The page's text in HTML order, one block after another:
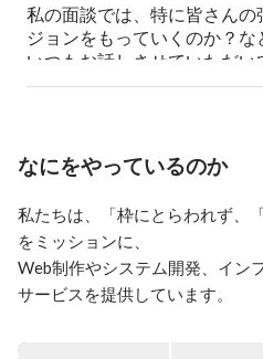
私の面談では、特に皆さん
ジョンをもっていくのか？
いつもお話しさせていただい
もし少しでも、フュージョ
なにをやっているのか
私たちは、「枠にとらわれず、
をミッションに、
Web制作やシステム開発、イン
サービスを提供しています。
現在160名以上の社員のうち8